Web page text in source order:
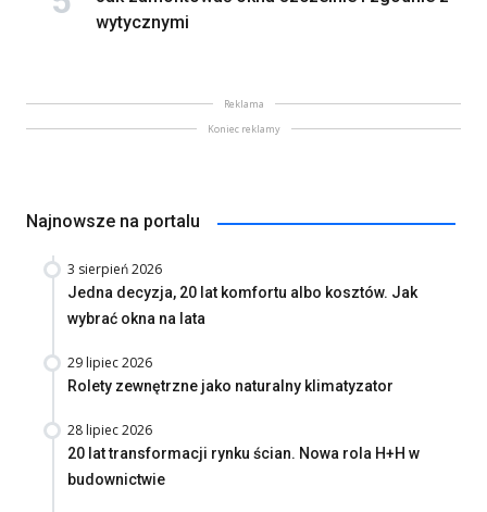
wytycznymi
Reklama
Koniec reklamy
Najnowsze na portalu
3 sierpień 2026
Jedna decyzja, 20 lat komfortu albo kosztów. Jak
wybrać okna na lata
29 lipiec 2026
Rolety zewnętrzne jako naturalny klimatyzator
28 lipiec 2026
20 lat transformacji rynku ścian. Nowa rola H+H w
budownictwie